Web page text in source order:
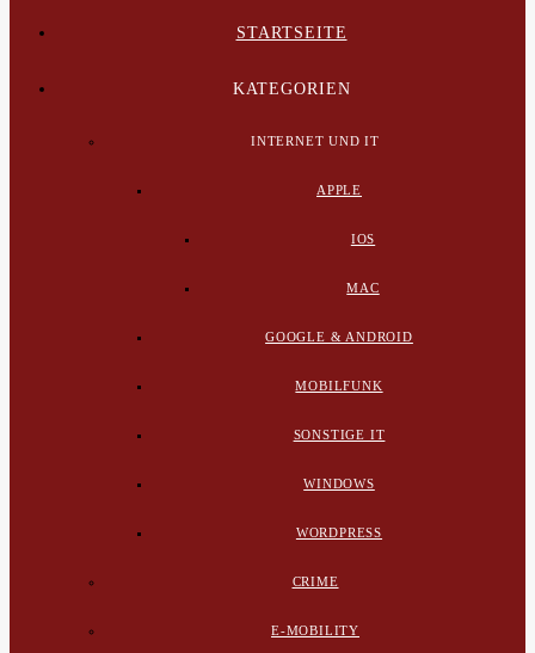
STARTSEITE
KATEGORIEN
INTERNET UND IT
APPLE
IOS
MAC
GOOGLE & ANDROID
MOBILFUNK
SONSTIGE IT
WINDOWS
WORDPRESS
CRIME
E-MOBILITY